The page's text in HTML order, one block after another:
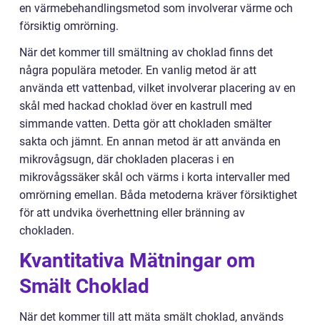
en värmebehandlingsmetod som involverar värme och
försiktig omrörning.
När det kommer till smältning av choklad finns det
några populära metoder. En vanlig metod är att
använda ett vattenbad, vilket involverar placering av en
skål med hackad choklad över en kastrull med
simmande vatten. Detta gör att chokladen smälter
sakta och jämnt. En annan metod är att använda en
mikrovågsugn, där chokladen placeras i en
mikrovågssäker skål och värms i korta intervaller med
omrörning emellan. Båda metoderna kräver försiktighet
för att undvika överhettning eller bränning av
chokladen.
Kvantitativa Mätningar om
Smält Choklad
När det kommer till att mäta smält choklad, används